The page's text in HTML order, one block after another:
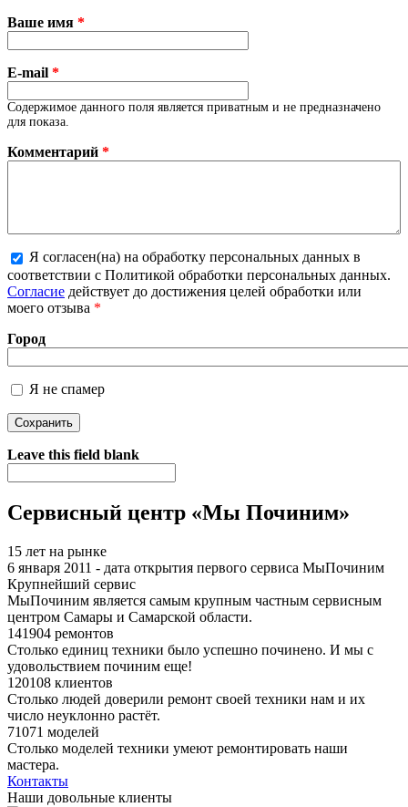
Ваше имя *
E-mail *
Содержимое данного поля является приватным и не предназначено
для показа.
Комментарий *
Более подробная информация о текстовых форматах
Я согласен(на) на обработку персональных данных в
соответствии с Политикой обработки персональных данных.
Согласие действует до достижения целей обработки или
моего отзыва *
Город
Я не спамер
Я спамер
Leave this field blank
Сервисный центр «Мы Починим»
15 лет на рынке
6 января 2011 - дата открытия первого сервиса МыПочиним
Крупнейший сервис
МыПочиним является самым крупным частным сервисным
центром Самары и Самарской области.
141904 ремонтов
Столько единиц техники было успешно починено. И мы с
удовольствием починим еще!
120108 клиентов
Столько людей доверили ремонт своей техники нам и их
число неуклонно растёт.
71071 моделей
Столько моделей техники умеют ремонтировать наши
мастера.
Контакты
Наши довольные клиенты